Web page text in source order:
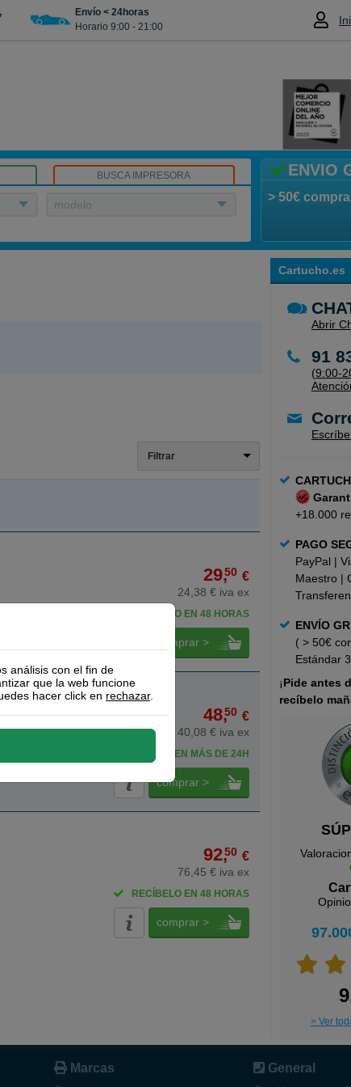
Envío < 24horas
Horario 9:00 - 21:00
NO HAS
ENVIO
> 50€
BUSCA IMPRESORA
modelo
Cartucho.es
Abrir
91
(9:00-
+18.000
PAGO
PayPal |
Maestro |
ENVÍO
( > 50€
Estándar
¡Pide antes
recíbelo
> Ver
Filtrar
29,50 €
24,38 € iva ex
RECÍBELO EN 48 HORAS
comprar >
48,50 €
40,08 € iva ex
RECIBE EN MÁS DE 24H
comprar >
92,50 €
76,45 € iva ex
RECÍBELO EN 48 HORAS
comprar >
Marcas General
análisis con el fin de
que la web funcione
hacer click en rechazar.